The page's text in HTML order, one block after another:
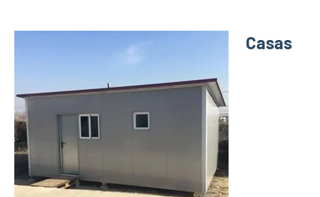
Casas